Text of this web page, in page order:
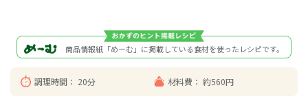
商品情報紙「めーむ」に掲載している食材を使ったレシピです。
調理時間： 20分 材料費： 約560円